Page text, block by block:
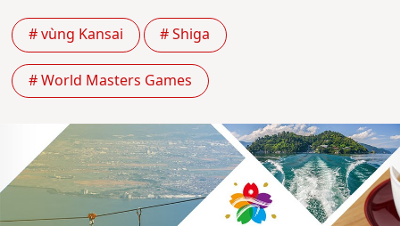
# vùng Kansai # Shiga
# World Masters Games